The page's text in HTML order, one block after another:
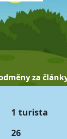
za
1 turista
26